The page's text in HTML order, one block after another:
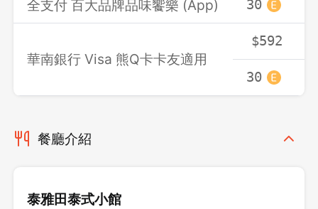
全支付 百大品牌品味饗樂 (App) 30
華南銀行 Visa 熊Q卡卡友適用
$592
30
餐廳介紹
泰雅田泰式小館